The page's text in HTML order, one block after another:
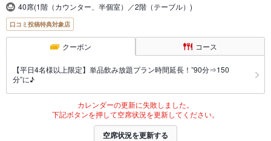
40席(1階（カウンター、半個室）／2階（テーブル）)
口コミ投稿特典対象店
クーポン コース
【平日4名様以上限定】単品飲み放題プラン時間延長！”90分⇒150
分”に♪
カレンダーの更新に失敗しました。
下記ボタンを押して空席状況を更新してください。
空席状況を更新する